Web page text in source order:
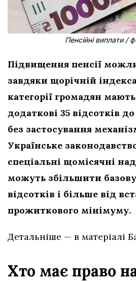
Пенсійні виплати /
Підвищення пенсії
завдяки щорічній
категорії громадян
додаткові 35 відсотків
без застосування
Українське
спеціальні щомісячні
можуть збільшити
відсотків і більше від
прожиткового мінімуму.
Детальніше — в матеріалі
Хто має право